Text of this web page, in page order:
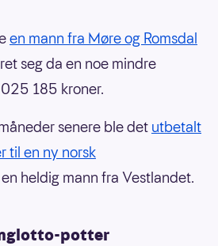
en mann fra Møre og Romsdal
seg da en noe mindre
185 kroner.
senere ble det utbetalt
til en ny norsk
heldig mann fra Vestlandet.
potter